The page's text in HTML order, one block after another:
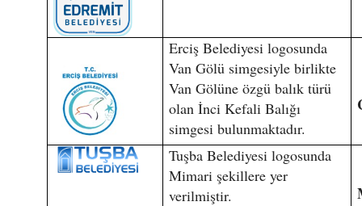
Erciş Belediyesi logosunda
Van Gölü simgesiyle birlikte
Van Gölüne özgü balık türü
olan İnci Kefali Balığı
simgesi bulunmaktadır.
Tuşba Belediyesi logosunda
Mimari şekillere yer
verilmiştir.